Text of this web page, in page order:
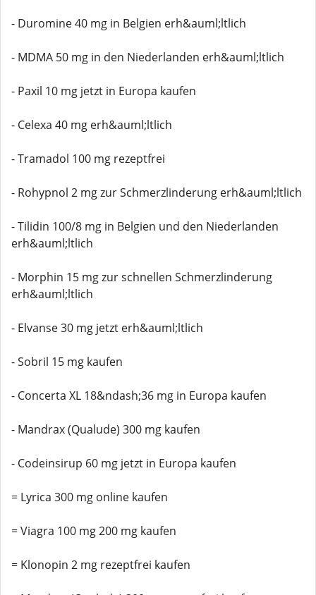
- Duromine 40 mg in Belgien erh&auml;ltlich
- MDMA 50 mg in den Niederlanden erh&auml;ltlich
- Paxil 10 mg jetzt in Europa kaufen
- Celexa 40 mg erh&auml;ltlich
- Tramadol 100 mg rezeptfrei
- Rohypnol 2 mg zur Schmerzlinderung erh&auml;ltlich
- Tilidin 100/8 mg in Belgien und den Niederlanden
erh&auml;ltlich
- Morphin 15 mg zur schnellen Schmerzlinderung
erh&auml;ltlich
- Elvanse 30 mg jetzt erh&auml;ltlich
- Sobril 15 mg kaufen
- Concerta XL 18&ndash;36 mg in Europa kaufen
- Mandrax (Qualude) 300 mg kaufen
- Codeinsirup 60 mg jetzt in Europa kaufen
= Lyrica 300 mg online kaufen
= Viagra 100 mg 200 mg kaufen
= Klonopin 2 mg rezeptfrei kaufen